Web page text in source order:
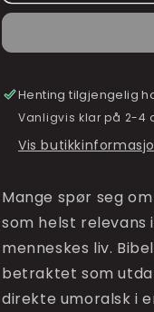
-
Bibelen
-
Henting tilgjengelig
Vanligvis klar på 2-4
Vis
Mange spør seg
som helst relevans
menneskes liv.
betraktet som
direkte umoralsk i